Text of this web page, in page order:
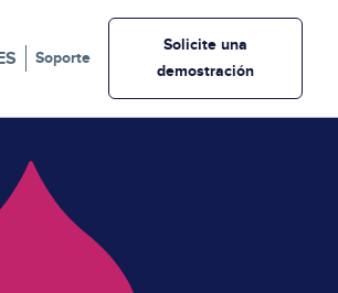
Soporte
Solicite una
demostración